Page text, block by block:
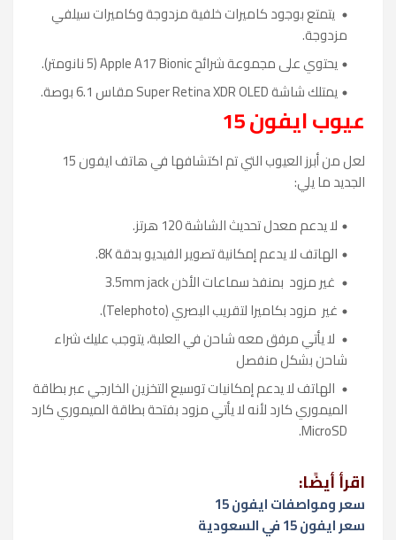
يتمتع بوجود كاميرات خلفية مزدوجة وكاميرات سيلفي
مزدوجة.
يحتوي على مجموعة شرائح Apple A17 Bionic (5 نانومتر).
يمتلك شاشة Super Retina XDR OLED مقاس 6.1 بوصة.
عيوب ايفون 15
لعل من أبرز العيوب التي تم اكتشافها في هاتف ايفون 15
الجديد ما يلي:
لا يدعم معدل تحديث الشاشة 120 هرتز.
الهاتف لا يدعم إمكانية تصوير الفيديو بدقة 8K.
غير مزود بمنفذ سماعات الأذن 3.5mm jack
غير مزود بكاميرا لتقريب البصري (Telephoto).
لا يأتي مرفق معه شاحن في العلبة، يتوجب عليك شراء
شاحن بشكل منفصل
الهاتف لا يدعم إمكانيات توسيع التخزين الخارجي عبر بطاقة
الميموري كارد لأنه لا يأتي مزود بفتحة بطاقة الميموري كارد
MicroSD.
اقرأ أيضًا:
سعر ومواصفات ايفون 15
سعر ايفون 15 في السعودية